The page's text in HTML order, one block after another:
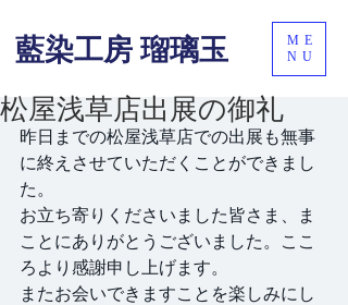
藍染工房 瑠璃玉
ME
NU
松屋浅草店出展の御礼
昨日までの松屋浅草店での出展も無事
に終えさせていただくことができまし
た。
お立ち寄りくださいました皆さま、ま
ことにありがとうございました。ここ
ろより感謝申し上げます。
またお会いできますことを楽しみにし